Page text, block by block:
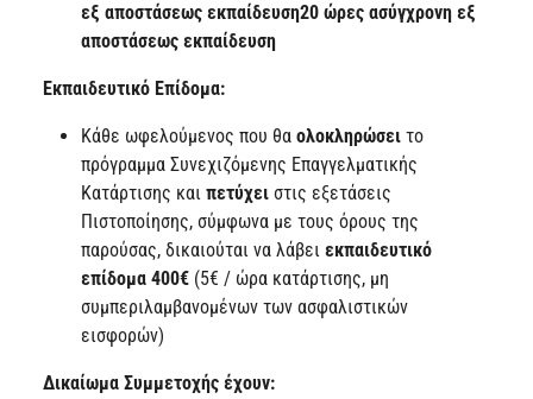
εξ αποστάσεως εκπαίδευση20 ώρες ασύγχρονη εξ
αποστάσεως εκπαίδευση
Εκπαιδευτικό Επίδομα:
Κάθε ωφελούμενος που θα ολοκληρώσει το
πρόγραμμα Συνεχιζόμενης Επαγγελματικής
Κατάρτισης και πετύχει στις εξετάσεις
Πιστοποίησης, σύμφωνα με τους όρους της
παρούσας, δικαιούται να λάβει εκπαιδευτικό
επίδομα 400€ (5€ / ώρα κατάρτισης, μη
συμπεριλαμβανομένων των ασφαλιστικών
εισφορών)
Δικαίωμα Συμμετοχής έχουν: